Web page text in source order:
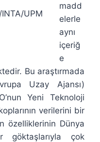
UPM
madd
elerle
aynı
içeriğ
e
Bu araştırmada
Uzay Ajansı)
Yeni Teknoloji
verilerini bir
özelliklerinin Dünya
göktaşlarıyla çok